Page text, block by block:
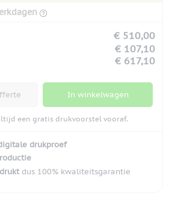
€ 510,00
€ 107,10
€ 617,10
In winkelwagen
een gratis drukvoorstel vooraf.
drukproef
dus 100% kwaliteitsgarantie